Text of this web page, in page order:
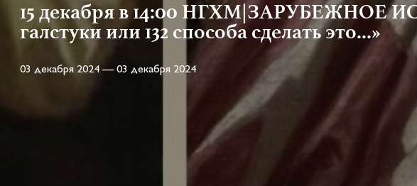
15 декабря в 14:00 НГХМ|ЗАРУБЕЖНОЕ
галстуки или 132 способа сделать это...»
03 декабря 2024 — 03 декабря 2024